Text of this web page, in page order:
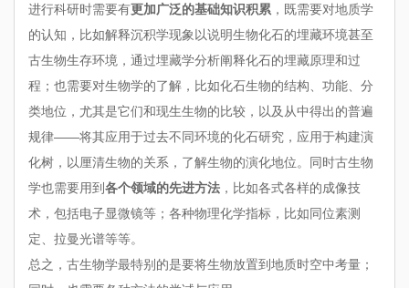
进行科研时需要有更加广泛的基础知识积累 ，既需要对地质学
的认知，比如解释沉积学现象以说明生物化石的埋藏环境甚至
古生物生存环境，通过埋藏学分析阐释化石的埋藏原理和过
程；也需要对生物学的了解，比如化石生物的结构、功能、分
类地位，尤其是它们和现生生物的比较，以及从中得出的普遍
规律——将其应用于过去不同环境的化石研究，应用于构建演
化树，以厘清生物的关系，了解生物的演化地位。同时古生物
学也需要用到 各个领域的先进方法 ，比如各式各样的成像技
术，包括电子显微镜等；各种物理化学指标，比如同位素测
定、拉曼光谱等等。
总之，古生物学最特别的是要将生物放置到地质时空中考量；